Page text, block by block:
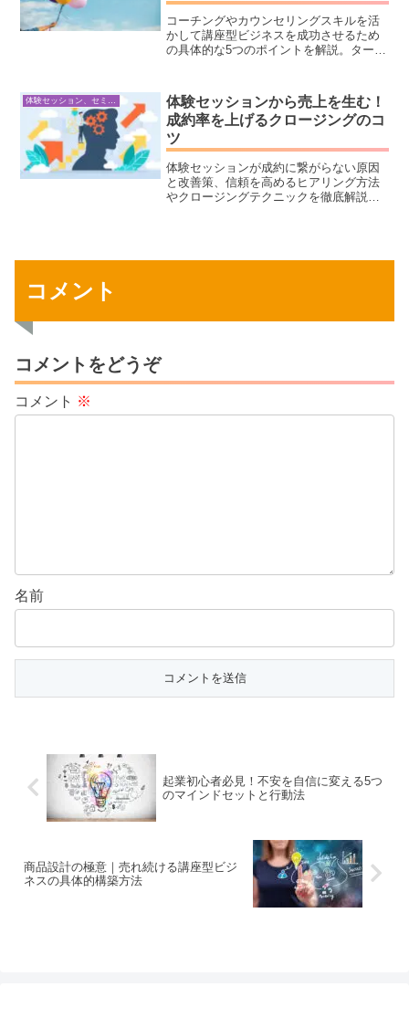
コーチングやカウンセリングスキルを活
かして講座型ビジネスを成功させるため
の具体的な5つのポイントを解説。ターゲ
体験セッション、セミナー構築・ビジネス心理学
体験セッションから売上を生む！
成約率を上げるクロージングのコ
ツ
体験セッションが成約に繋がらない原因
と改善策、信頼を高めるヒアリング方法
やクロージングテクニックを徹底解説！
コメント
コメントをどうぞ
コメント ※
名前
起業初心者必見！不安を自信に変える5つ
のマインドセットと行動法
商品設計の極意｜売れ続ける講座型ビジ
ネスの具体的構築方法